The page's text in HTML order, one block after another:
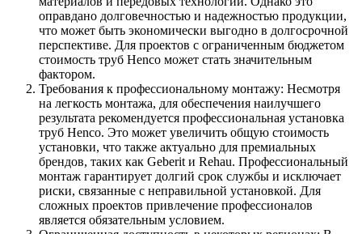
оправдано долговечностью и надежностью продукции,
что может быть экономически выгодно в долгосрочной
перспективе. Для проектов с ограниченным бюджетом
стоимость труб Henco может стать значительным
фактором.
Требования к профессиональному монтажу: Несмотря
на легкость монтажа, для обеспечения наилучшего
результата рекомендуется профессиональная установка
труб Henco. Это может увеличить общую стоимость
установки, что также актуально для премиальных
брендов, таких как Geberit и Rehau. Профессиональный
монтаж гарантирует долгий срок службы и исключает
риски, связанные с неправильной установкой. Для
сложных проектов привлечение профессионалов
является обязательным условием.